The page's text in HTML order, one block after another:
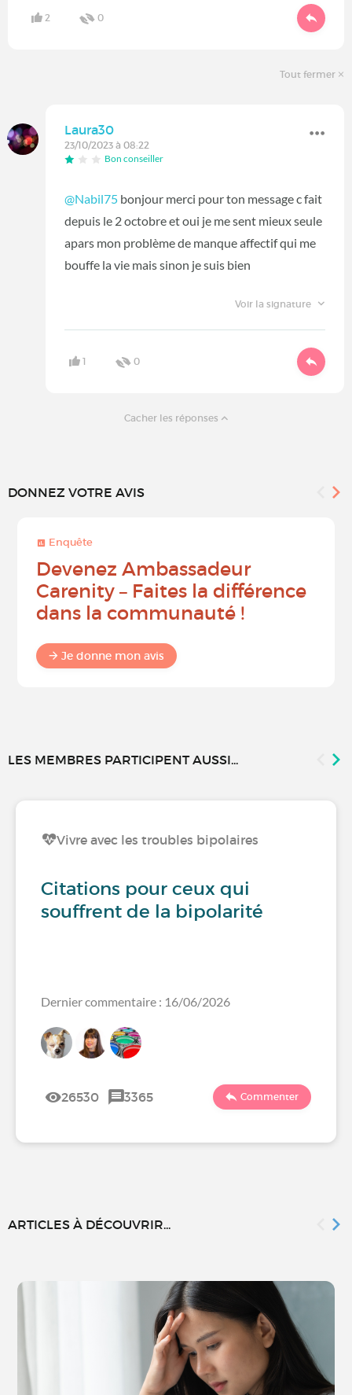
2 0
Tout fermer
Laura30
23/10/2023 à 08:22
Bon conseiller
@Nabil75 bonjour merci pour ton message c fait
depuis le 2 octobre et oui je me sent mieux seule
apars mon problème de manque affectif qui me
bouffe la vie mais sinon je suis bien
Voir la signature
1 0
Cacher les réponses
DONNEZ VOTRE AVIS
Enquête
Devenez Ambassadeur
Carenity – Faites la différence
dans la communauté !
Je donne mon avis
LES MEMBRES PARTICIPENT AUSSI...
Vivre avec les troubles bipolaires
Citations pour ceux qui
souffrent de la bipolarité
Dernier commentaire : 16/06/2026
26530 3365 Commenter
ARTICLES À DÉCOUVRIR...